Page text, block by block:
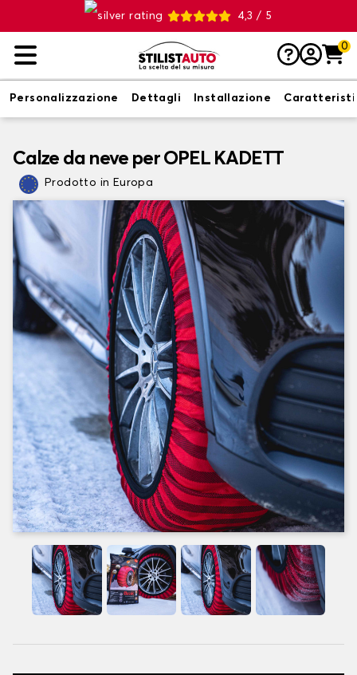
4,3 / 5
0
Personalizzazione Dettagli Installazione
Calze da neve per OPEL KADETT
Prodotto in Europa